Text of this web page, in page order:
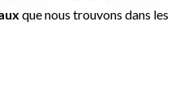
que nous trouvons dans les